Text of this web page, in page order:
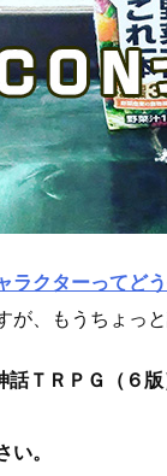
ラクターってど
、もうちょっと
ＴＲＰＧ（６
。